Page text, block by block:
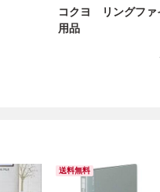
コクヨ リングフ
用品
送料無料